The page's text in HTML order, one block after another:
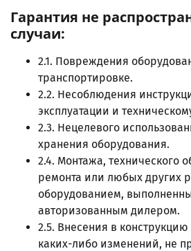
Гарантия не
случаи:
2.1. Повреждения
транспортировке.
2.2. Несоблюдения
эксплуатации и
2.3. Нецелевого
хранения оборудования.
2.4. Монтажа, технического
ремонта или любых других
оборудованием,
авторизованным дилером.
2.5. Внесения в
каких-либо изменений, не